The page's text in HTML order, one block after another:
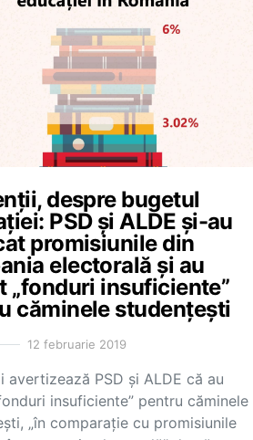
despre bugetul
PSD și ALDE și-au
promisiunile din
electorală și au
„fonduri insuficiente”
căminele studențești
12 februarie 2019
avertizează PSD și ALDE că au
insuficiente” pentru căminele
„în comparație cu promisiunile